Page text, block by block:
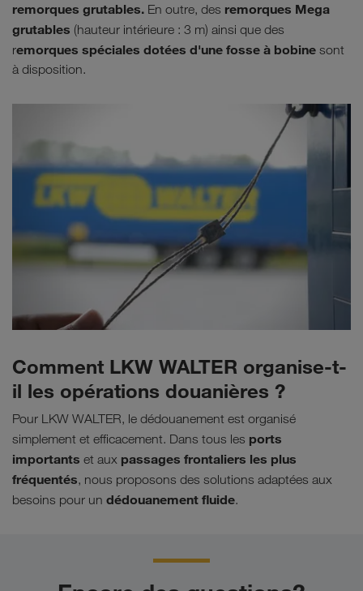
remorques grutables. En outre, des remorques Mega
grutables (hauteur intérieure : 3 m) ainsi que des
remorques spéciales dotées d'une fosse à bobine sont
à disposition.
Comment LKW WALTER organise-t-
il les opérations douanières ?
Pour LKW WALTER, le dédouanement est organisé
simplement et efficacement. Dans tous les ports
importants et aux passages frontaliers les plus
fréquentés, nous proposons des solutions adaptées aux
besoins pour un dédouanement fluide.